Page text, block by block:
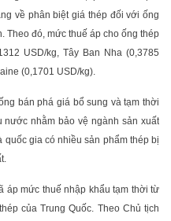
về phân biệt giá thép đối với ống
Theo đó, mức thuế áp cho ống thép
USD/kg, Tây Ban Nha (0,3785
(0,1701 USD/kg).
bán phá giá bổ sung và tạm thời
nhằm bảo vệ ngành sản xuất
gia có nhiều sản phẩm thép bị
áp mức thuế nhập khẩu tạm thời từ
của Trung Quốc. Theo Chủ tịch